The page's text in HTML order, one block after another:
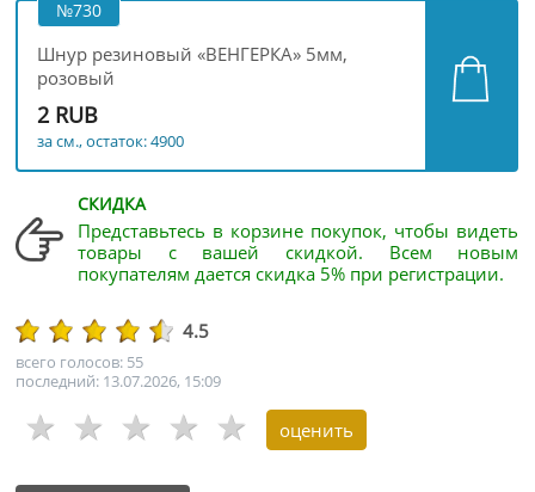
№730
Шнур резиновый «ВЕНГЕРКА» 5мм,
розовый
2 RUB
за см., остаток: 4900
СКИДКА
Представьтесь в корзине покупок, чтобы видеть
товары с вашей скидкой. Всем новым
покупателям дается скидка 5% при регистрации.
4.5
всего голосов: 55
последний: 13.07.2026, 15:09